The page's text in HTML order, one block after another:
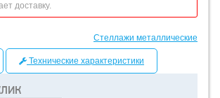
доставку.
Стеллажи металлические
Технические характеристики